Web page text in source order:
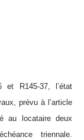
et R145-37, l’état
prévu à l’article
au locataire deux
triennale.